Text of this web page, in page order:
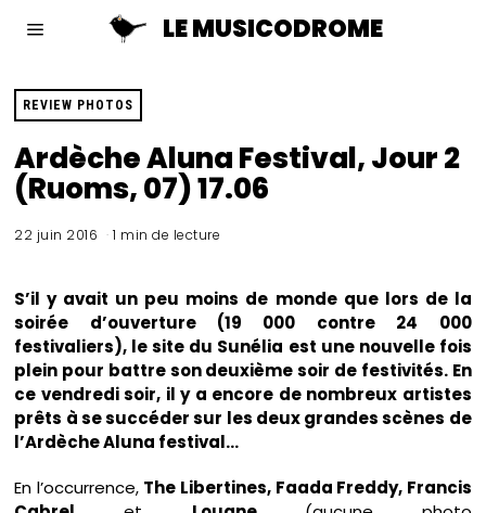
LE MUSICODROME
REVIEW PHOTOS
Ardèche Aluna Festival, Jour 2
(Ruoms, 07) 17.06
22 juin 2016 1 min de lecture
S’il y avait un peu moins de monde que lors de la
soirée d’ouverture (19 000 contre 24 000
festivaliers), le site du Sunélia est une nouvelle fois
plein pour battre son deuxième soir de festivités. En
ce vendredi soir, il y a encore de nombreux artistes
prêts à se succéder sur les deux grandes scènes de
l’Ardèche Aluna festival…
En l’occurrence, The Libertines, Faada Freddy, Francis